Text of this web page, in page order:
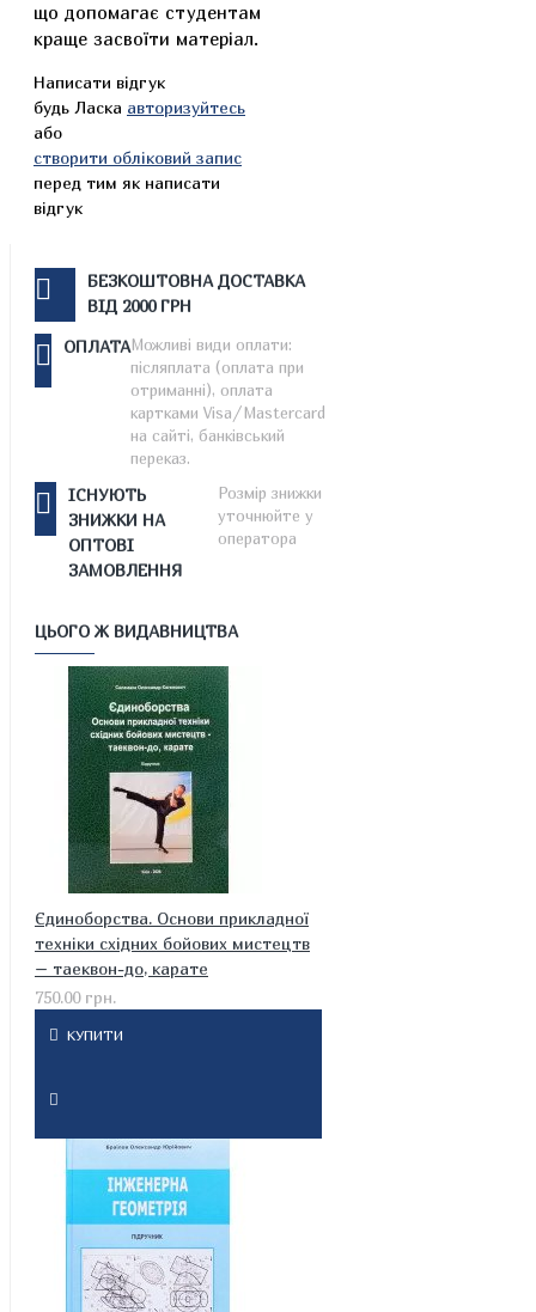
що допомагає студентам
краще засвоїти матеріал.
Написати відгук
будь Ласка авторизуйтесь
або
створити обліковий запис
перед тим як написати
відгук
БЕЗКОШТОВНА ДОСТАВКА
ВІД 2000 ГРН
ОПЛАТАМожливі види оплати:
післяплата (оплата при
отриманні), оплата
картками Visa/Mastercard
на сайті, банківський
переказ.
ІСНУЮТЬ
ЗНИЖКИ НА
ОПТОВІ
ЗАМОВЛЕННЯ
Розмір знижки
уточнюйте у
оператора
ЦЬОГО Ж ВИДАВНИЦТВА
Єдиноборства. Основи прикладної
техніки східних бойових мистецтв
– таеквон-до, карате
750.00 грн.
КУПИТИ